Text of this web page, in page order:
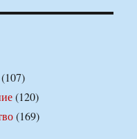
(107)
(120)
(169)